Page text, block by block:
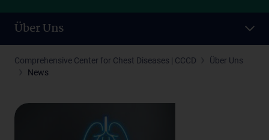
Über Uns
Comprehensive Center for Chest Diseases | CCCD
Über Uns
News